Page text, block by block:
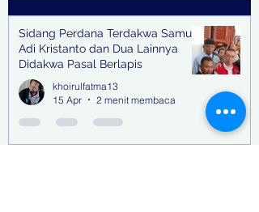
Sidang Perdana Terdakwa Samuel
Adi Kristanto dan Dua Lainnya
Didakwa Pasal Berlapis
khoirulfatma13
15 Apr
2 menit membaca